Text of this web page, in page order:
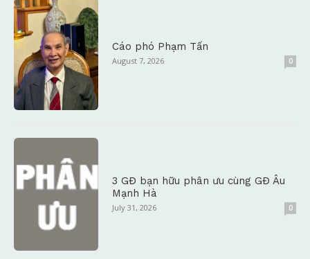
Cáo phó Phạm Tấn
August 7, 2026 0
3 GĐ bạn hữu phân ưu cùng GĐ Âu
Mạnh Hà
July 31, 2026 0